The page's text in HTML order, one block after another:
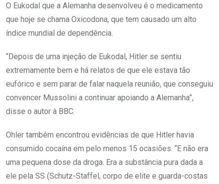
O Eukodal que a Alemanha desenvolveu é o medicamento
que hoje se chama Oxicodona, que tem causado um alto
índice mundial de dependência.
“Depois de uma injeção de Eukodal, Hitler se sentiu
extremamente bem e há relatos de que ele estava tão
eufórico e sem parar de falar naquela reunião, que conseguiu
convencer Mussolini a continuar apoiando a Alemanha”,
disse o autor à BBC.
Ohler também encontrou evidências de que Hitler havia
consumido cocaína em pelo menos 15 ocasiões. “E não era
uma pequena dose da droga. Era a substância pura dada a
ele pela SS (Schutz-Staffel, corpo de elite e guarda-costas